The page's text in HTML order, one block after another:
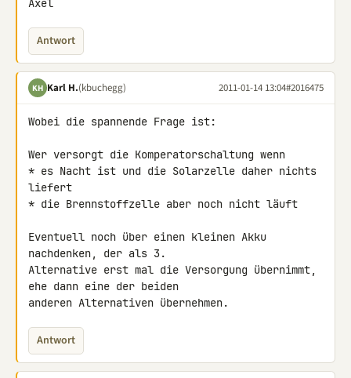
Axel
Antwort
KH Karl H.(kbuchegg) 2011-01-14 13:04#2016475
Wobei die spannende Frage ist:
Wer versorgt die Komperatorschaltung wenn
* es Nacht ist und die Solarzelle daher nichts
liefert
* die Brennstoffzelle aber noch nicht läuft
Eventuell noch über einen kleinen Akku
nachdenken, der als 3.
Alternative erst mal die Versorgung übernimmt,
ehe dann eine der beiden
anderen Alternativen übernehmen.
Antwort